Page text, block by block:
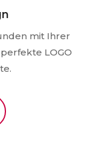
mit Ihrer
LOGO